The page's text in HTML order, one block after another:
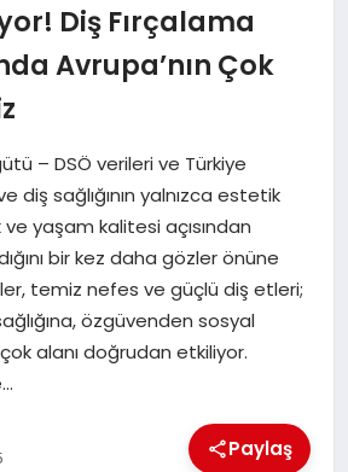
Diş Fırçalama
Avrupa’nın Çok
– DSÖ verileri ve Türkiye
diş sağlığının yalnızca estetik
yaşam kalitesi açısından
bir kez daha gözler önüne
temiz nefes ve güçlü diş etleri;
özgüvenden sosyal
alanı doğrudan etkiliyor.
Paylaş